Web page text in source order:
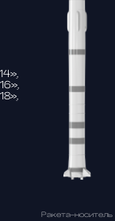
Ракета-носитель